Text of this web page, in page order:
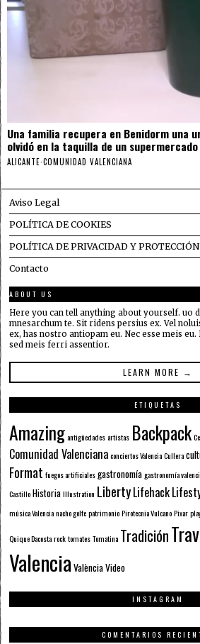
Una familia recupera en Benidorm una
olvidó en la taquilla de un supermercado
ALICANTE·COMUNIDAD VALENCIANA
Aviso Legal
POLÍTICA DE COOKIES
POLÍTICA DE PRIVACIDAD Y
Contacto
ABOUT US
Here you can tell anything about yourself. uo
mnesarchum te. Sit ridens persius ex. Vel
ex, has nostro antiopam eu. Nec esse meis eu.
sed meis ferri assentior.
LEARN MORE →
ETIQUETAS
Amazing antigüedades artistas Backpack
Comunidad Valenciana conciertos Valencia Cullera
Format fuegos artificiales gastronomía gastronomía
Castillo Historia Illustration LibertyLifehack
música Valencia nacho golfe patrimonio Pirotecnia Vulcano Pixar
Quique Dacosta rock tomates Tomatina Tradición
Valencia ValènciaVideo
INSTAGRAM
COMENTARIOS